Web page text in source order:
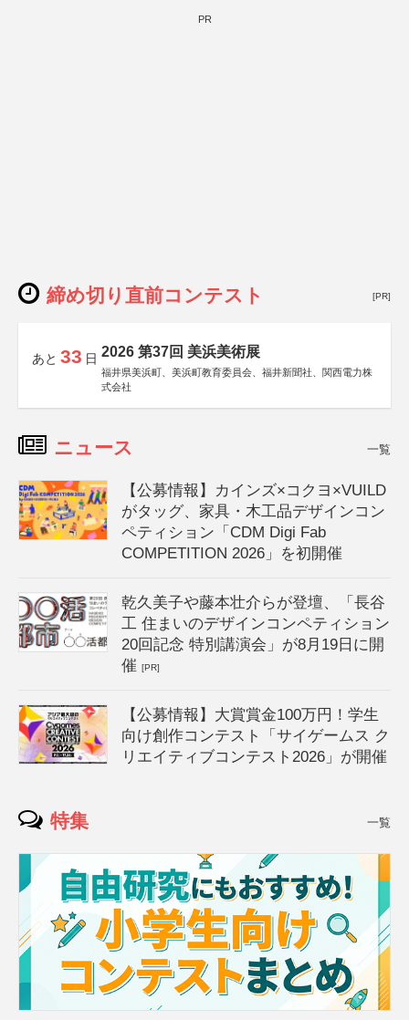
PR
締め切り直前コンテスト [PR]
あと 33 日 2026 第37回 美浜美術展
福井県美浜町、美浜町教育委員会、福井新聞社、関西電力株
式会社
ニュース 一覧
【公募情報】カインズ×コクヨ×VUILD
がタッグ、家具・木工品デザインコン
ペティション「CDM Digi Fab
COMPETITION 2026」を初開催
乾久美子や藤本壮介らが登壇、「長谷
工 住まいのデザインコンペティション
20回記念 特別講演会」が8月19日に開
催[PR]
【公募情報】大賞賞金100万円！学生
向け創作コンテスト「サイゲームス ク
リエイティブコンテスト2026」が開催
特集 一覧